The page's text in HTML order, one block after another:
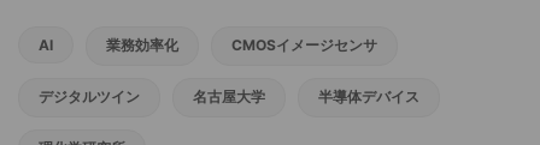
AI 業務効率化 CMOSイメージセンサ
デジタルツイン 名古屋大学 半導体デバイス